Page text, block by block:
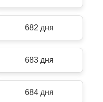
682 дня
683 дня
684 дня